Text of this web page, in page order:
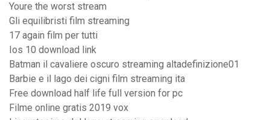
Youre the worst stream
Gli equilibristi film streaming
17 again film per tutti
Ios 10 download link
Batman il cavaliere oscuro streaming altadefinizione01
Barbie e il lago dei cigni film streaming ita
Free download half life full version for pc
Filme online gratis 2019 vox